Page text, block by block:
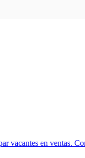
vacantes en ventas.